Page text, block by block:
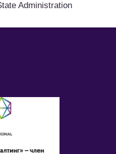
Administration